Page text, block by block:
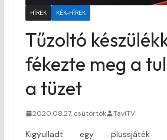
HÍREK KÉK-HÍREK
Tűzoltó
fékezte meg a
a tüzet
2020.08.27. csütörtök TaviTV
Kigyulladt egy plüssjáték